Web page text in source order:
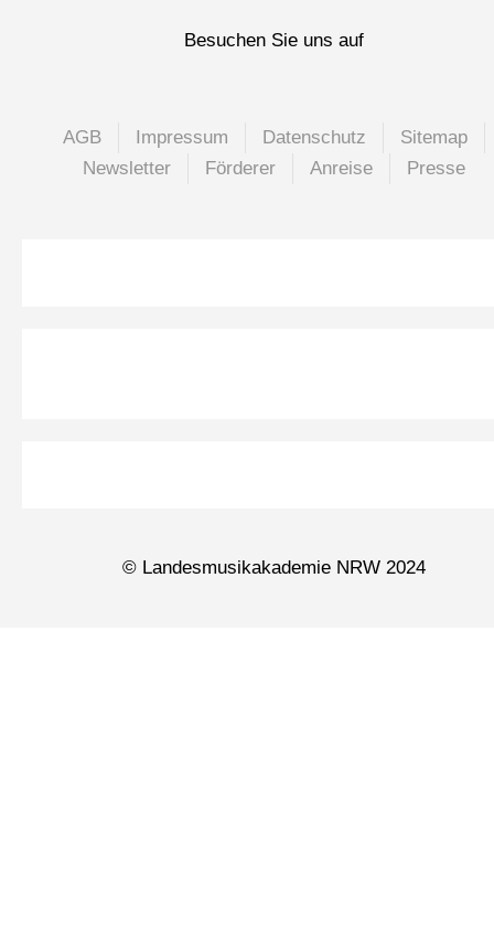
Besuchen Sie uns auf
AGB Impressum Datenschutz
Sitemap
Newsletter
Förderer Anreise Presse
© Landesmusikakademie NRW 2024